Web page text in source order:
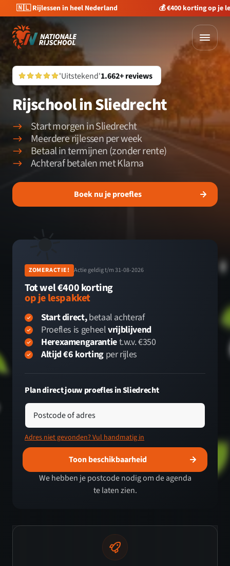
🇳🇱 Rijlessen in heel Nederland 💰 €400 korting op je
'Uitstekend'1.662+ reviews
Rijschool in Sliedrecht
Start morgen in Sliedrecht
Meerdere rijlessen per week
Betaal in termijnen (zonder rente)
Achteraf betalen met Klarna
Boek nu je proefles
☀️
ZOMERACTIE! Actie geldig t/m 31-08-2026
Tot wel €400 korting
op je lespakket
Start direct,betaal achteraf
Proefles is geheelvrijblijvend
Herexamengarantiet.w.v. €350
Altijd €6 kortingper rijles
Plan direct jouw proefles in Sliedrecht
Postcode of adres
Adres niet gevonden? Vul handmatig in
Toon beschikbaarheid
We hebben je postcode nodig om de agenda
te laten zien.